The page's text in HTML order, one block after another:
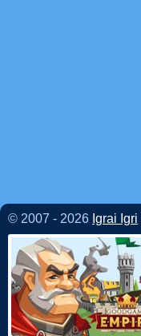
© 2007 - 2026 Igrai Igri